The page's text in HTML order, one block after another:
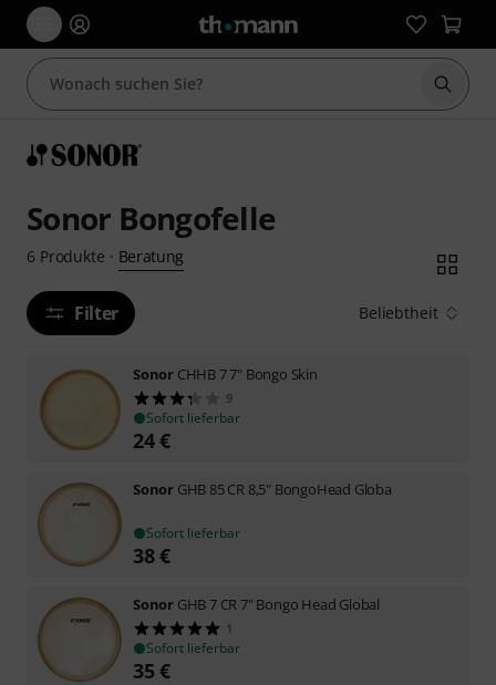
Suche
Sonor Bongofelle
6 Produkte · Beratung
Filter Beliebtheit
Sonor CHHB 7 7" Bongo Skin
9
Sofort lieferbar
24€
Sonor GHB 85 CR 8,5" BongoHead Globa
Sofort lieferbar
38€
Sonor GHB 7 CR 7" Bongo Head Global
1
Sofort lieferbar
35€